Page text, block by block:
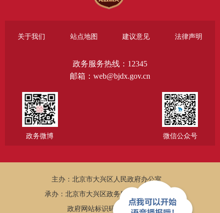
关于我们 站点地图 建议意见 法律声明
政务服务热线：12345
邮箱：web@bjdx.gov.cn
政务微博 微信公众号
主办：北京市大兴区人民政府办公室
承办：北京市大兴区政务服务和数据管理局
政府网站标识码：1101150005